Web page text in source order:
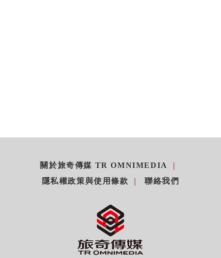
關於旅奇傳媒 TR OMNIMEDIA
隱私權政策與使用條款
聯絡我們